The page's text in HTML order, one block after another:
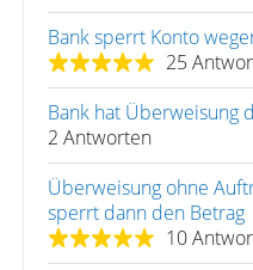
Bank sperrt Konto
25
Bank hat Überweisung
2 Antworten
Überweisung ohne
sperrt dann den Betrag
10